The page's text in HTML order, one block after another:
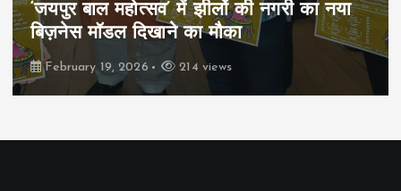
पिम्स मेवाड़ कप 2026: क्रॉसवर्ड व आदित्यम
रियल स्टेट्स ने मुकाबले जीते
February 19, 2026 166 views